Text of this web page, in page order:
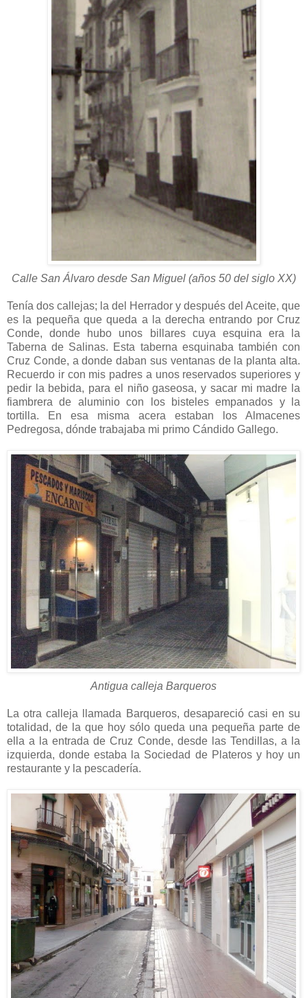
Calle San Álvaro desde San Miguel (años 50 del siglo XX)
Tenía dos callejas; la del Herrador y después del Aceite, que
es la pequeña que queda a la derecha entrando por Cruz
Conde, donde hubo unos billares cuya esquina era la
Taberna de Salinas. Esta taberna esquinaba también con
Cruz Conde, a donde daban sus ventanas de la planta alta.
Recuerdo ir con mis padres a unos reservados superiores y
pedir la bebida, para el niño gaseosa, y sacar mi madre la
fiambrera de aluminio con los bisteles empanados y la
tortilla. En esa misma acera estaban los Almacenes
Pedregosa, dónde trabajaba mi primo Cándido Gallego.
Antigua calleja Barqueros
La otra calleja llamada Barqueros, desapareció casi en su
totalidad, de la que hoy sólo queda una pequeña parte de
ella a la entrada de Cruz Conde, desde las Tendillas, a la
izquierda, donde estaba la Sociedad de Plateros y hoy un
restaurante y la pescadería.